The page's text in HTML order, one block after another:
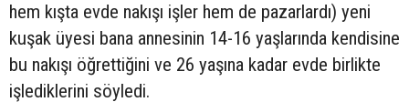
hem kışta evde nakışı işler hem de pazarlardı) yeni
kuşak üyesi bana annesinin 14-16 yaşlarında kendisine
bu nakışı öğrettiğini ve 26 yaşına kadar evde birlikte
işlediklerini söyledi.